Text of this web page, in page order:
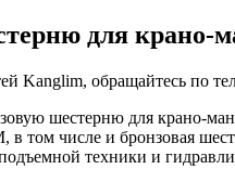
для крано-
Kanglim, обращайтесь по
шестерню для крано-
в том числе и бронзовая
техники и